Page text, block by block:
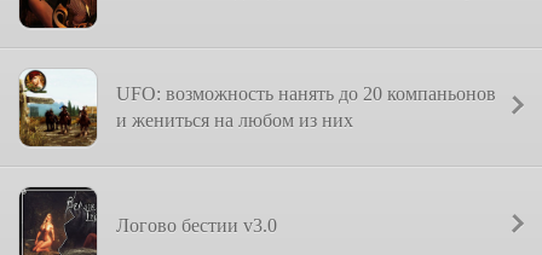
UFO: возможность нанять до 20 компаньонов
и жениться на любом из них
Логово бестии v3.0